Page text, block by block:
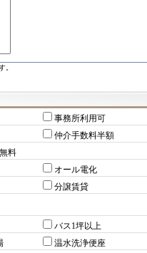
。
事務所利用可
仲介手数料半額
料
オール電化
分譲賃貸
バス1坪以上
温水洗浄便座